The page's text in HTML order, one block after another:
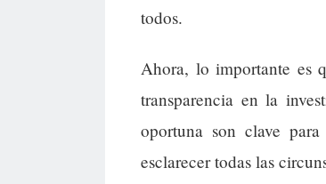
todos.
Ahora, lo importante es
transparencia en la
oportuna son clave
esclarecer todas las